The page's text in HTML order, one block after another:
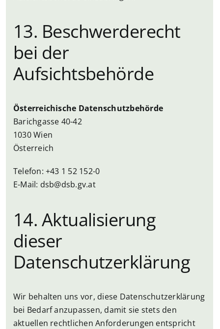
13. Beschwerderecht
bei der
Aufsichtsbehörde
Österreichische Datenschutzbehörde
Barichgasse 40-42
1030 Wien
Österreich
Telefon: +43 1 52 152-0
E-Mail: dsb@dsb.gv.at
14. Aktualisierung
dieser
Datenschutzerklärung
Wir behalten uns vor, diese Datenschutzerklärung
bei Bedarf anzupassen, damit sie stets den
aktuellen rechtlichen Anforderungen entspricht